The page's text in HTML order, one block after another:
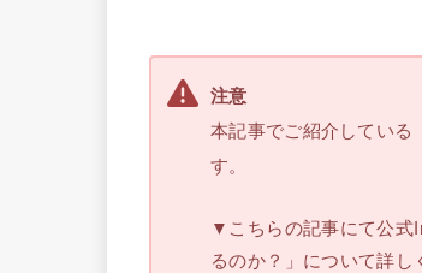
注意
本記事でご紹介している
す。
▼こちらの記事にて公式
るのか？」について詳し